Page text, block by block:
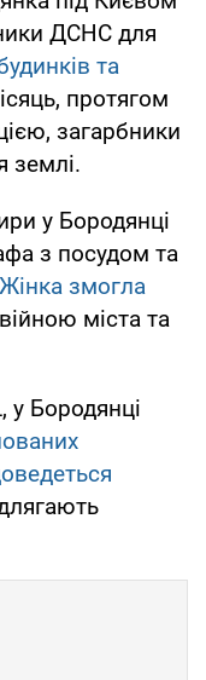
ДСНС для
та
протягом
загарбники
землі.
у Бородянці
з посудом та
Жінка змогла
міста та
у Бородянці